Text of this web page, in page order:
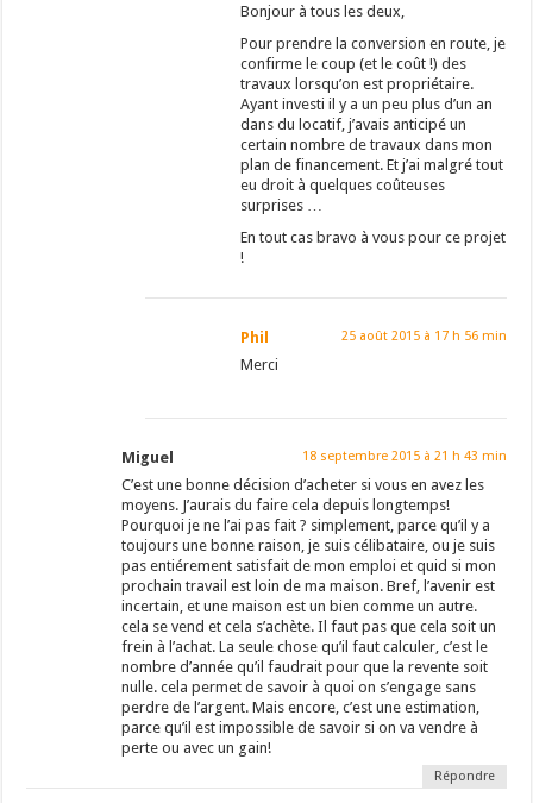
Bonjour à tous les deux,
Pour prendre la conversion en route, je
confirme le coup (et le coût !) des
travaux lorsqu’on est propriétaire.
Ayant investi il y a un peu plus d’un an
dans du locatif, j’avais anticipé un
certain nombre de travaux dans mon
plan de financement. Et j’ai malgré tout
eu droit à quelques coûteuses
surprises …
En tout cas bravo à vous pour ce projet
!
Phil 25 août 2015 à 17 h 56 min
Merci
Miguel 18 septembre 2015 à 21 h 43 min
C’est une bonne décision d’acheter si vous en avez les
moyens. J’aurais du faire cela depuis longtemps!
Pourquoi je ne l’ai pas fait ? simplement, parce qu’il y a
toujours une bonne raison, je suis célibataire, ou je suis
pas entiérement satisfait de mon emploi et quid si mon
prochain travail est loin de ma maison. Bref, l’avenir est
incertain, et une maison est un bien comme un autre.
cela se vend et cela s’achète. Il faut pas que cela soit un
frein à l’achat. La seule chose qu’il faut calculer, c’est le
nombre d’année qu’il faudrait pour que la revente soit
nulle. cela permet de savoir à quoi on s’engage sans
perdre de l’argent. Mais encore, c’est une estimation,
parce qu’il est impossible de savoir si on va vendre à
perte ou avec un gain!
Répondre